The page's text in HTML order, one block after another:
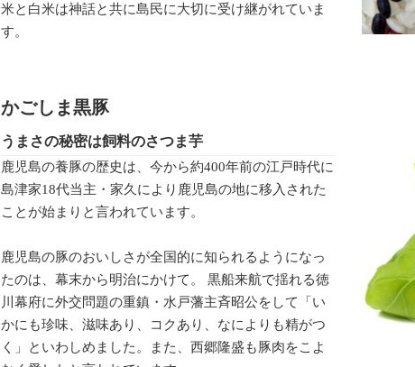
米と白米は神話と共に島民に大切に受け継がれていま
す。
かごしま黒豚
うまさの秘密は飼料のさつま芋
鹿児島の養豚の歴史は、今から約400年前の江戸時代に
島津家18代当主・家久により鹿児島の地に移入された
ことが始まりと言われています。
鹿児島の豚のおいしさが全国的に知られるようになっ
たのは、幕末から明治にかけて。 黒船来航で揺れる徳
川幕府に外交問題の重鎮・水戸藩主斉昭公をして「い
かにも珍味、滋味あり、コクあり、なによりも精がつ
く」といわしめました。また、西郷隆盛も豚肉をこよ